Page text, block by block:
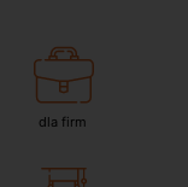
dla firm